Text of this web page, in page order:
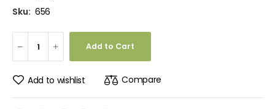
Sku: 656
Add to Cart
Add to wishlist Compare